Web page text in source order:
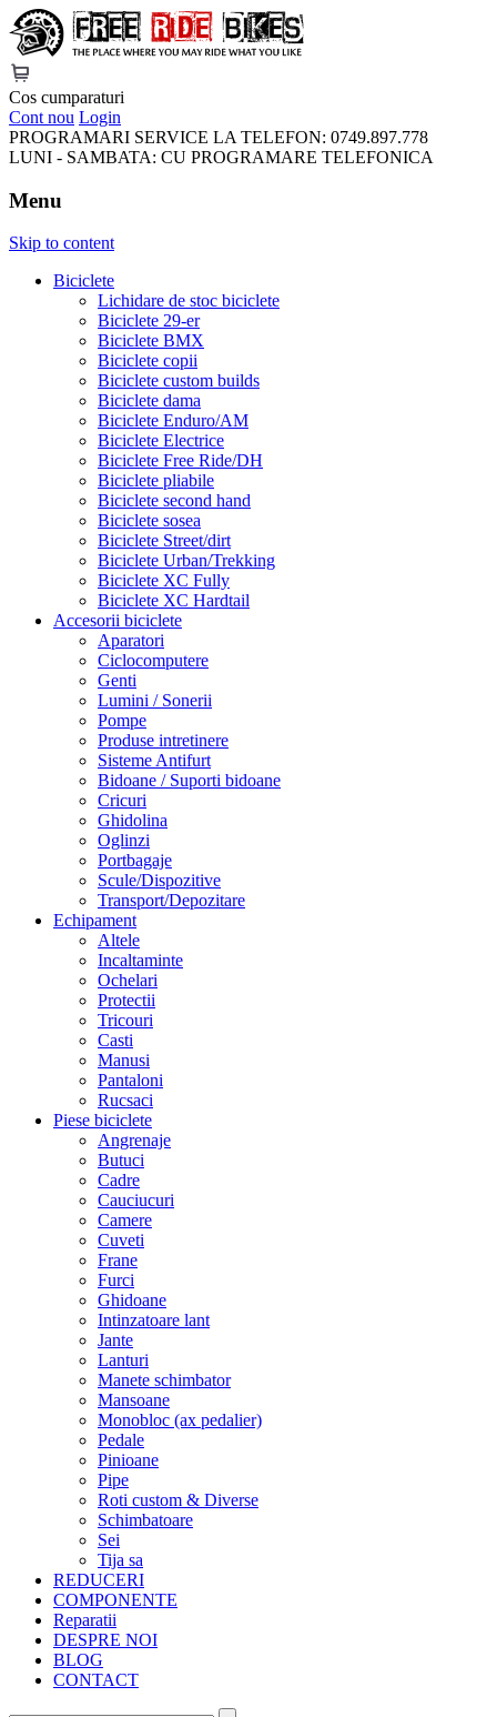
FreeRideBikes
Cos cumparaturi
Cont nou Login
PROGRAMARI SERVICE LA TELEFON: 0749.897.778
LUNI - SAMBATA: CU PROGRAMARE TELEFONICA
Menu
Skip to content
Biciclete
Lichidare de stoc biciclete
Biciclete 29-er
Biciclete BMX
Biciclete copii
Biciclete custom builds
Biciclete dama
Biciclete Enduro/AM
Biciclete Electrice
Biciclete Free Ride/DH
Biciclete pliabile
Biciclete second hand
Biciclete sosea
Biciclete Street/dirt
Biciclete Urban/Trekking
Biciclete XC Fully
Biciclete XC Hardtail
Accesorii biciclete
Aparatori
Ciclocomputere
Genti
Lumini / Sonerii
Pompe
Produse intretinere
Sisteme Antifurt
Bidoane / Suporti bidoane
Cricuri
Ghidolina
Oglinzi
Portbagaje
Scule/Dispozitive
Transport/Depozitare
Echipament
Altele
Incaltaminte
Ochelari
Protectii
Tricouri
Casti
Manusi
Pantaloni
Rucsaci
Piese biciclete
Angrenaje
Butuci
Cadre
Cauciucuri
Camere
Cuveti
Frane
Furci
Ghidoane
Intinzatoare lant
Jante
Lanturi
Manete schimbator
Mansoane
Monobloc (ax pedalier)
Pedale
Pinioane
Pipe
Roti custom & Diverse
Schimbatoare
Sei
Tija sa
REDUCERI
COMPONENTE
Reparatii
DESPRE NOI
BLOG
CONTACT